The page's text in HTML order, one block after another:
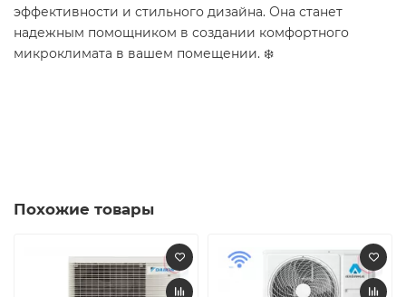
эффективности и стильного дизайна. Она станет
надежным помощником в создании комфортного
микроклимата в вашем помещении. ❄️​
Похожие товары